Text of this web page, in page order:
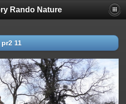
Rando Nature
11